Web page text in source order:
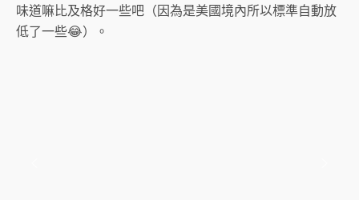
味道嘛比及格好一些吧（因為是美國境內所以標準自動放
低了一些😂）。